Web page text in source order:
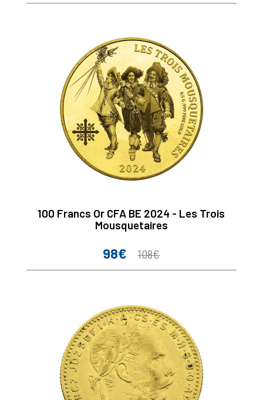
100 Francs Or CFA BE 2024 - Les Trois
Mousquetaires
Prix
98€
Prix
108€